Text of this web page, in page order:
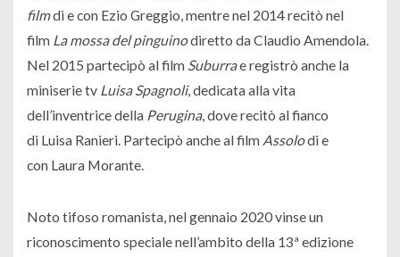
filmdi e con Ezio Greggio, mentre nel 2014 recitò nel
film La mossa del pinguinodiretto da Claudio Amendola.
Nel 2015 partecipò al film Suburrae registrò anche la
miniserie tv Luisa Spagnoli, dedicata alla vita
dell’inventrice della Perugina, dove recitò al fianco
di Luisa Ranieri. Partecipò anche al film Assolodi e
con Laura Morante.
Noto tifoso romanista, nel gennaio 2020 vinse un
riconoscimento speciale nell’ambito della 13ª edizione